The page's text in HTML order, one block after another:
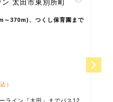
～370m)、つくし保育園まで
）
ライン『太田』までバス12